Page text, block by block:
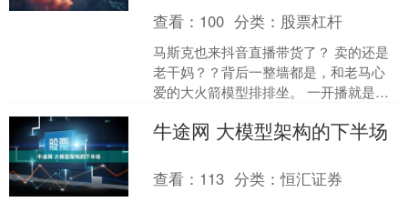
查看： 100 分类： 股票杠杆
马斯克也来抖音直播带货了？ 卖的还是
老干妈？？背后一整墙都是，和老马心
爱的大火箭模型排排坐。 一开播就是
区热闹非凡，特....
牛途网 大模型架构的下半场
查看： 113 分类：恒汇证券